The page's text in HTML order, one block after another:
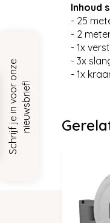
Inhoud
- 25
- 2
- 1x
- 3x
- 1x
S
c
h
r
i
j
f
j
e
i
n
v
o
o
r
o
n
z
e
n
i
e
u
w
s
b
r
i
e
f!